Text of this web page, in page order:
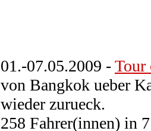
01.-07.05.2009 -Tour
von Bangkok ueber
wieder zurueck.
258 Fahrer(innen) in